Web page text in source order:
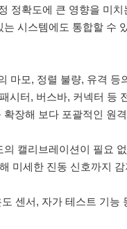
확도에 큰 영향을 미
시스템에도 통합할 수
마모, 정렬 불량, 유격
터, 버스바, 커넥터 등
장해 보다 포괄적인 원
캘리브레이션이 필요
미세한 진동 신호까지
센서, 자가 테스트 기능